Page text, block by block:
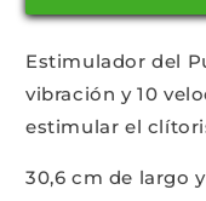
Estimulador del
vibración y 10
estimular el
30,6 cm de largo